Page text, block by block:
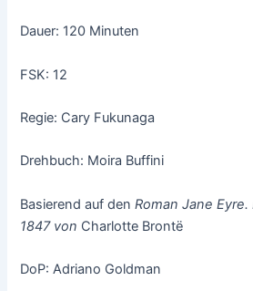
Dauer: 120 Minuten
FSK: 12
Regie: Cary Fukunaga
Drehbuch: Moira Buffini
Basierend auf denRoman Jane
1847 von Charlotte Brontë
DoP: Adriano Goldman